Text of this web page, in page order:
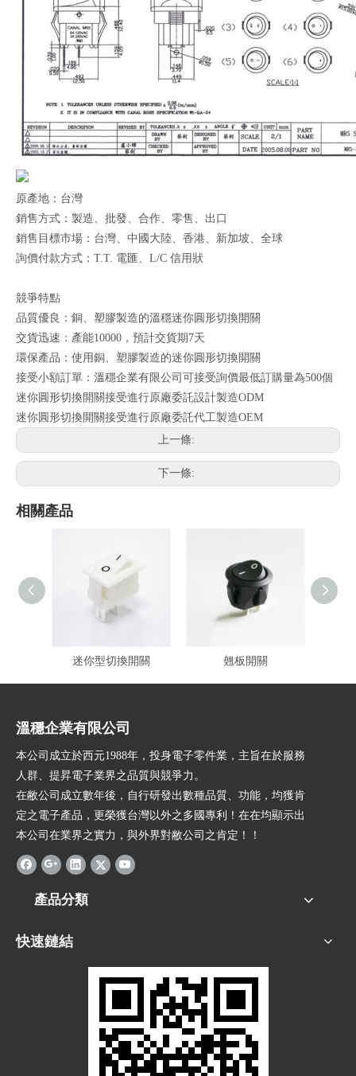
原產地：台灣
銷售方式：製造、批發、合作、零售、出口
銷售目標市場：台灣、中國大陸、香港、新加坡、全球
詢價付款方式：T.T. 電匯、L/C 信用狀
競爭特點
品質優良：銅、塑膠製造的溫穩迷你圓形切換開關
交貨迅速：產能10000，預計交貨期7天
環保產品：使用銅、塑膠製造的迷你圓形切換開關
接受小額訂單：溫穩企業有限公司可接受詢價最低訂購量為500個
迷你圓形切換開關接受進行原廠委託設計製造ODM
迷你圓形切換開關接受進行原廠委託代工製造OEM
上一條:
下一條:
相關產品
迷你型切換開關 翹板開關
溫穩企業有限公司
本公司成立於西元1988年，投身電子零件業，主旨在於服務
人群、提昇電子業界之品質與競爭力。
在敝公司成立數年後，自行研發出數種品質、功能，均獲肯
定之電子產品，更榮獲台灣以外之多國專利！在在均顯示出
本公司在業界之實力，與外界對敝公司之肯定！！
產品分類
快速鏈結